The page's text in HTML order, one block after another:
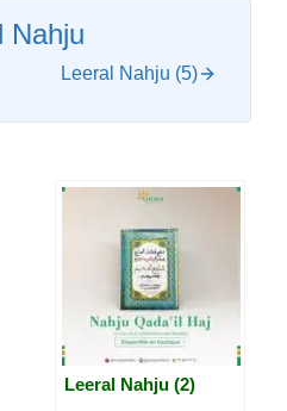
Nahju
Leeral Nahju (5)
Leeral Nahju (2)